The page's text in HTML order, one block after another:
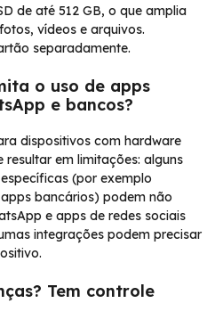
de até 512 GB, o que amplia
vídeos e arquivos.
separadamente.
o uso de apps
e bancos?
dispositivos com hardware
em limitações: alguns
(por exemplo
bancários) podem não
e apps de redes sociais
integrações podem precisar
Tem controle